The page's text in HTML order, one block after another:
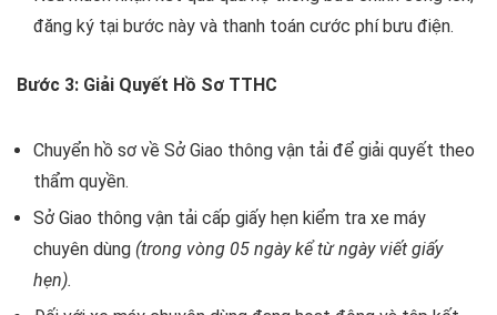
đăng ký tại bước này và thanh toán cước phí bưu điện.
Bước 3: Giải Quyết Hồ Sơ TTHC
Chuyển hồ sơ về Sở Giao thông vận tải để giải quyết theo
thẩm quyền.
Sở Giao thông vận tải cấp giấy hẹn kiểm tra xe máy
chuyên dùng (trong vòng 05 ngày kể từ ngày viết giấy
hẹn).